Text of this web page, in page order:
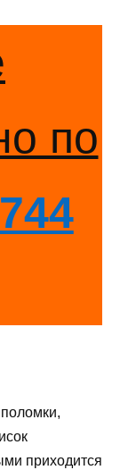
по
приходится